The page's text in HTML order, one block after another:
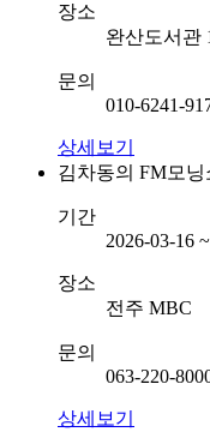
장소
완산도서관
문의
010-6241-
상세보기
김차동의 FM모닝
기간
2026-03-16
장소
전주 MBC
문의
063-220-
상세보기